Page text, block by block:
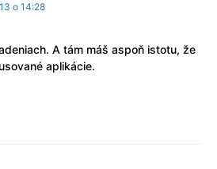
o 14:28
A tám máš aspoň istotu, že
aplikácie.